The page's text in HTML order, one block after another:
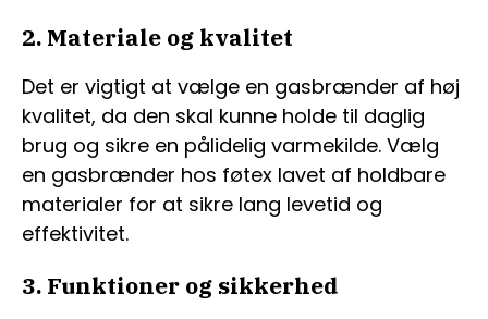
2. Materiale og kvalitet
Det er vigtigt at vælge en gasbrænder af høj
kvalitet, da den skal kunne holde til daglig
brug og sikre en pålidelig varmekilde. Vælg
en gasbrænder hos føtex lavet af holdbare
materialer for at sikre lang levetid og
effektivitet.
3. Funktioner og sikkerhed